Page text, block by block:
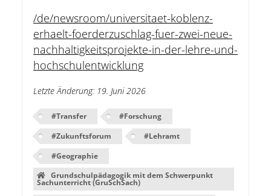
/de/newsroom/universitaet-koblenz-
erhaelt-foerderzuschlag-fuer-zwei-neue-
nachhaltigkeitsprojekte-in-der-lehre-und-
hochschulentwicklung
Letzte Änderung: 19. Juni 2026
#Transfer #Forschung
#Zukunftsforum #Lehramt
#Geographie
Grundschulpädagogik mit dem Schwerpunkt
Sachunterricht (GruSchSach)